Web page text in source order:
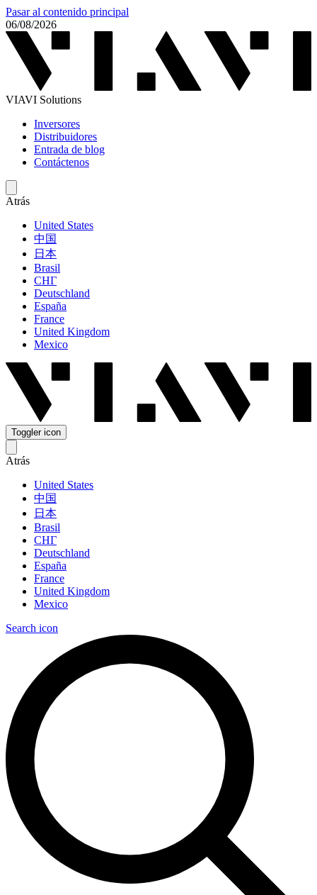
Pasar al contenido principal
06/08/2026
VIAVI Solutions
Inversores
Distribuidores
Entrada de blog
Contáctenos
Atrás
United States
中国
日本
Brasil
СНГ
Deutschland
España
France
United Kingdom
Mexico
Toggler icon
Atrás
United States
中国
日本
Brasil
СНГ
Deutschland
España
France
United Kingdom
Mexico
Search icon